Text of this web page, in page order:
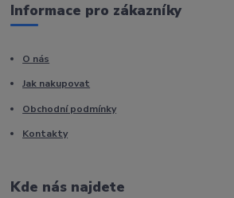
Informace pro zákazníky
O nás
Jak nakupovat
Obchodní podmínky
Kontakty
Kde nás najdete